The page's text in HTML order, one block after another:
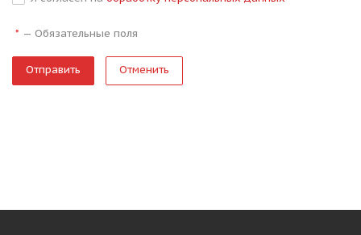
* — Обязательные поля
Отменить